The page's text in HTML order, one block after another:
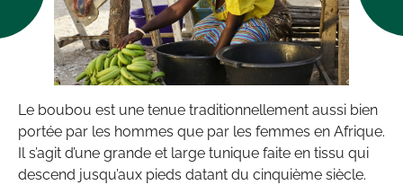
Le boubou est une tenue traditionnellement aussi bien
portée par les hommes que par les femmes en Afrique.
Il s’agit d’une grande et large tunique faite en tissu qui
descend jusqu’aux pieds datant du cinquième siècle.